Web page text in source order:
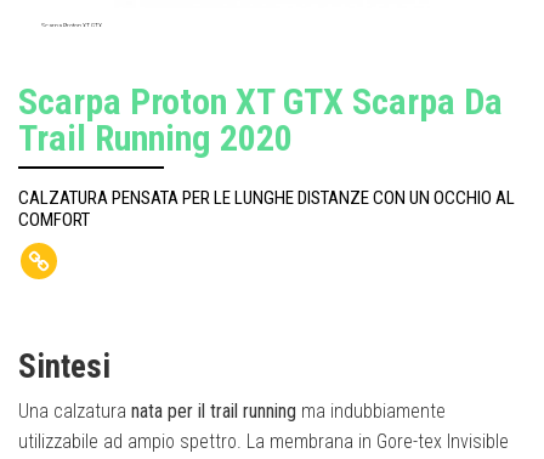
Scarpa Proton XT GTX
Scarpa Proton XT GTX Scarpa Da
Trail Running 2020
CALZATURA PENSATA PER LE LUNGHE DISTANZE CON UN OCCHIO AL
COMFORT
Sintesi
Una calzatura nata per il trail running ma indubbiamente
utilizzabile ad ampio spettro. La membrana in Gore-tex Invisible